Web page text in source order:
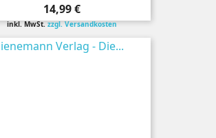
Preis
14,99 €
inkl. MwSt.zzgl. Versandkosten